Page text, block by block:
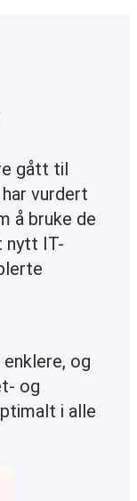
gått til
vurdert
å bruke de
nytt IT-
og
og
i alle